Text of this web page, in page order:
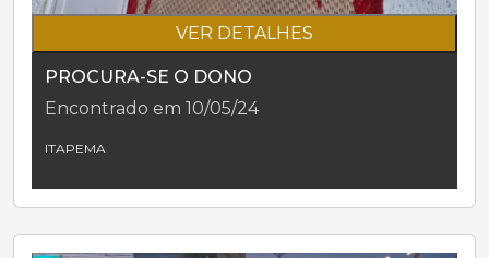
VER DETALHES
PROCURA-SE O DONO
Encontrado em 10/05/24
ITAPEMA